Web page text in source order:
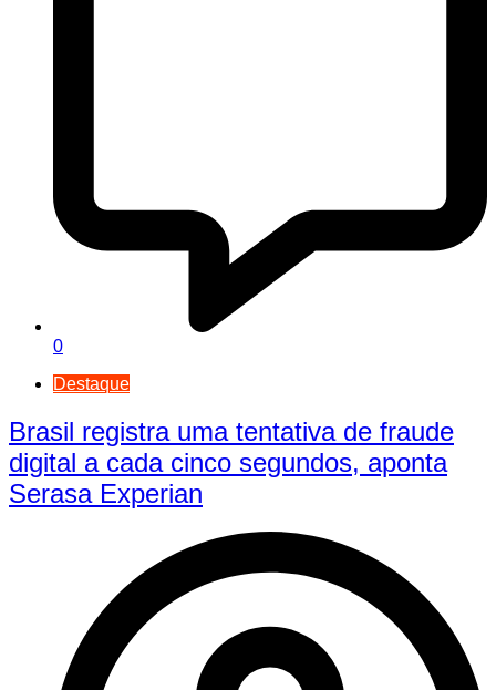
0
Destaque
Brasil registra uma tentativa de fraude
digital a cada cinco segundos, aponta
Serasa Experian